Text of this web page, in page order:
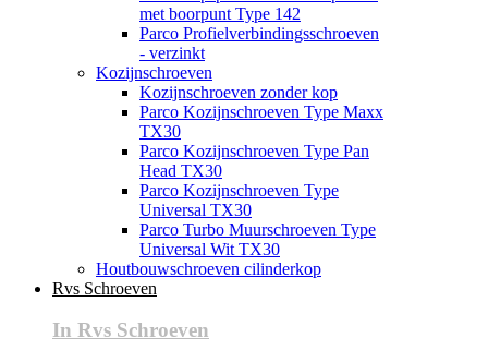
met boorpunt Type 142
Parco Profielverbindingsschroeven
- verzinkt
Kozijnschroeven
Kozijnschroeven zonder kop
Parco Kozijnschroeven Type Maxx
TX30
Parco Kozijnschroeven Type Pan
Head TX30
Parco Kozijnschroeven Type
Universal TX30
Parco Turbo Muurschroeven Type
Universal Wit TX30
Houtbouwschroeven cilinderkop
Rvs Schroeven
In Rvs Schroeven